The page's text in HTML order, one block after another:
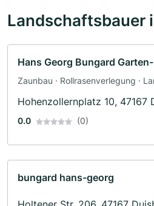
Landschaftsbauer
Hans Georg Bungard
Zaunbau · Rollrasenverlegung ·
Hohenzollernplatz 10, 47167
0.0 (0)
bungard hans-georg